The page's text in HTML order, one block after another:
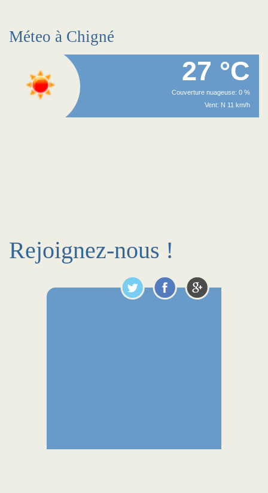
Méteo à Chigné
27 °C
Couverture nuageuse: 0 %
Vent: N 11 km/h
Rejoignez-nous !